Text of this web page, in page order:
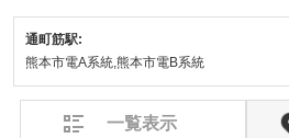
通町筋駅:
熊本市電A系統,熊本市電B系統
一覧表示